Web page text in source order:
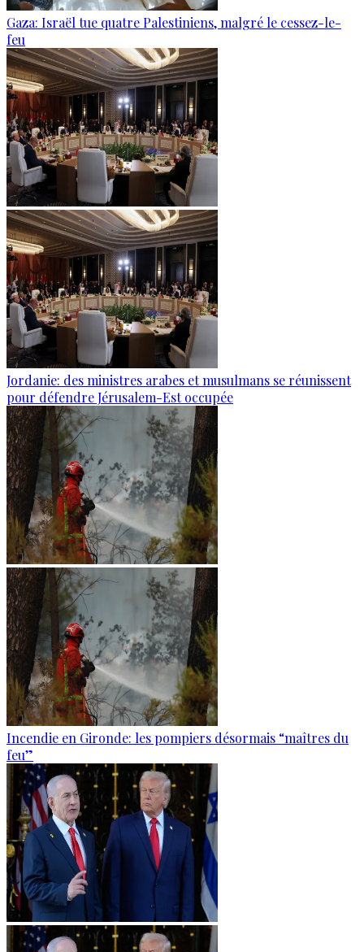
Gaza: Israël tue quatre Palestiniens, malgré le cessez-le-
feu
Jordanie: des ministres arabes et musulmans se réunissent
pour défendre Jérusalem-Est occupée
Incendie en Gironde: les pompiers désormais “maîtres du
feu”